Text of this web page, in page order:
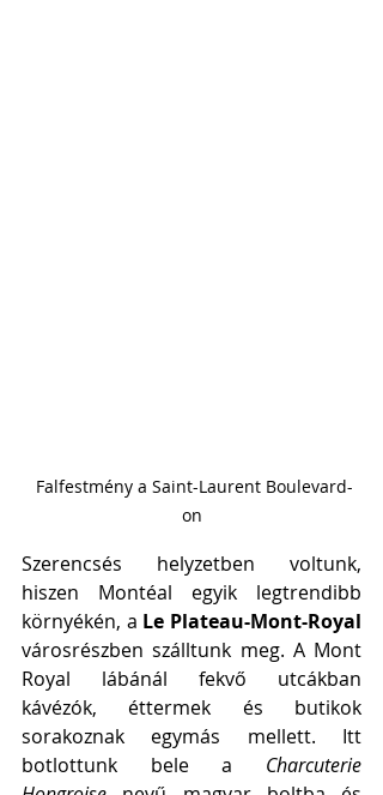
on
Szerencsés helyzetben voltunk,
hiszen Montéal egyik legtrendibb
környékén, a Le Plateau-Mont-Royal
városrészben szálltunk meg. A Mont
Royal lábánál fekvő utcákban
kávézók, éttermek és butikok
sorakoznak egymás mellett. Itt
botlottunk bele a Charcuterie